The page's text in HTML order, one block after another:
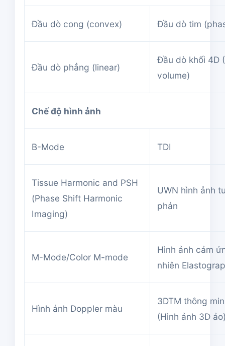
Đầu dò cong (convex) Đầu dò tim
Đầu dò phẳng (linear)
Đầu dò khối 4D
volume)
Chế độ hình ảnh
B-Mode TDI
Tissue Harmonic and PSH
(Phase Shift Harmonic
Imaging)
UWN hình ảnh
phản
M-Mode/Color M-mode
Hình ảnh cảm
nhiên
Hình ảnh Doppler màu
3DTM thông
(Hình ảnh 3D